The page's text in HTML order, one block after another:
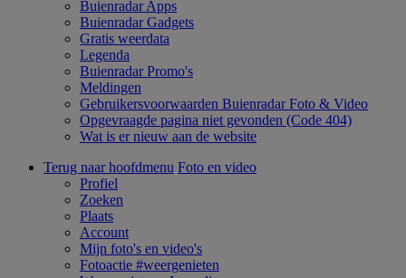
Buienradar Apps
Buienradar Gadgets
Gratis weerdata
Legenda
Buienradar Promo's
Meldingen
Gebruikersvoorwaarden Buienradar Foto & Video
Opgevraagde pagina niet gevonden (Code 404)
Wat is er nieuw aan de website
Terug naar hoofdmenu Foto en video
Profiel
Zoeken
Plaats
Account
Mijn foto's en video's
Fotoactie #weergenieten